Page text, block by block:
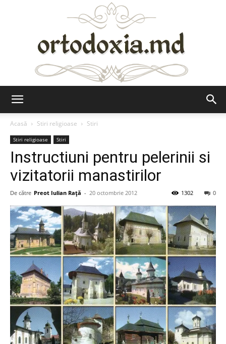
Acasă
Stiri religioase Stiri
Stiri religioase Stiri
Instructiuni pentru pelerinii si
vizitatorii manastirilor
De către Preot Iulian Raţă - 20 octombrie 2012 0
1302